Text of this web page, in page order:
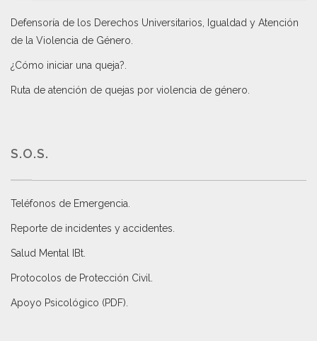
Defensoría de los Derechos Universitarios, Igualdad y Atención
de la Violencia de Género
¿Cómo iniciar una queja?
Ruta de atención de quejas por violencia de género
S.O.S.
Teléfonos de Emergencia.
Reporte de incidentes y accidentes
Salud Mental IBt
Protocolos de Protección Civil
Apoyo Psicológico (PDF)